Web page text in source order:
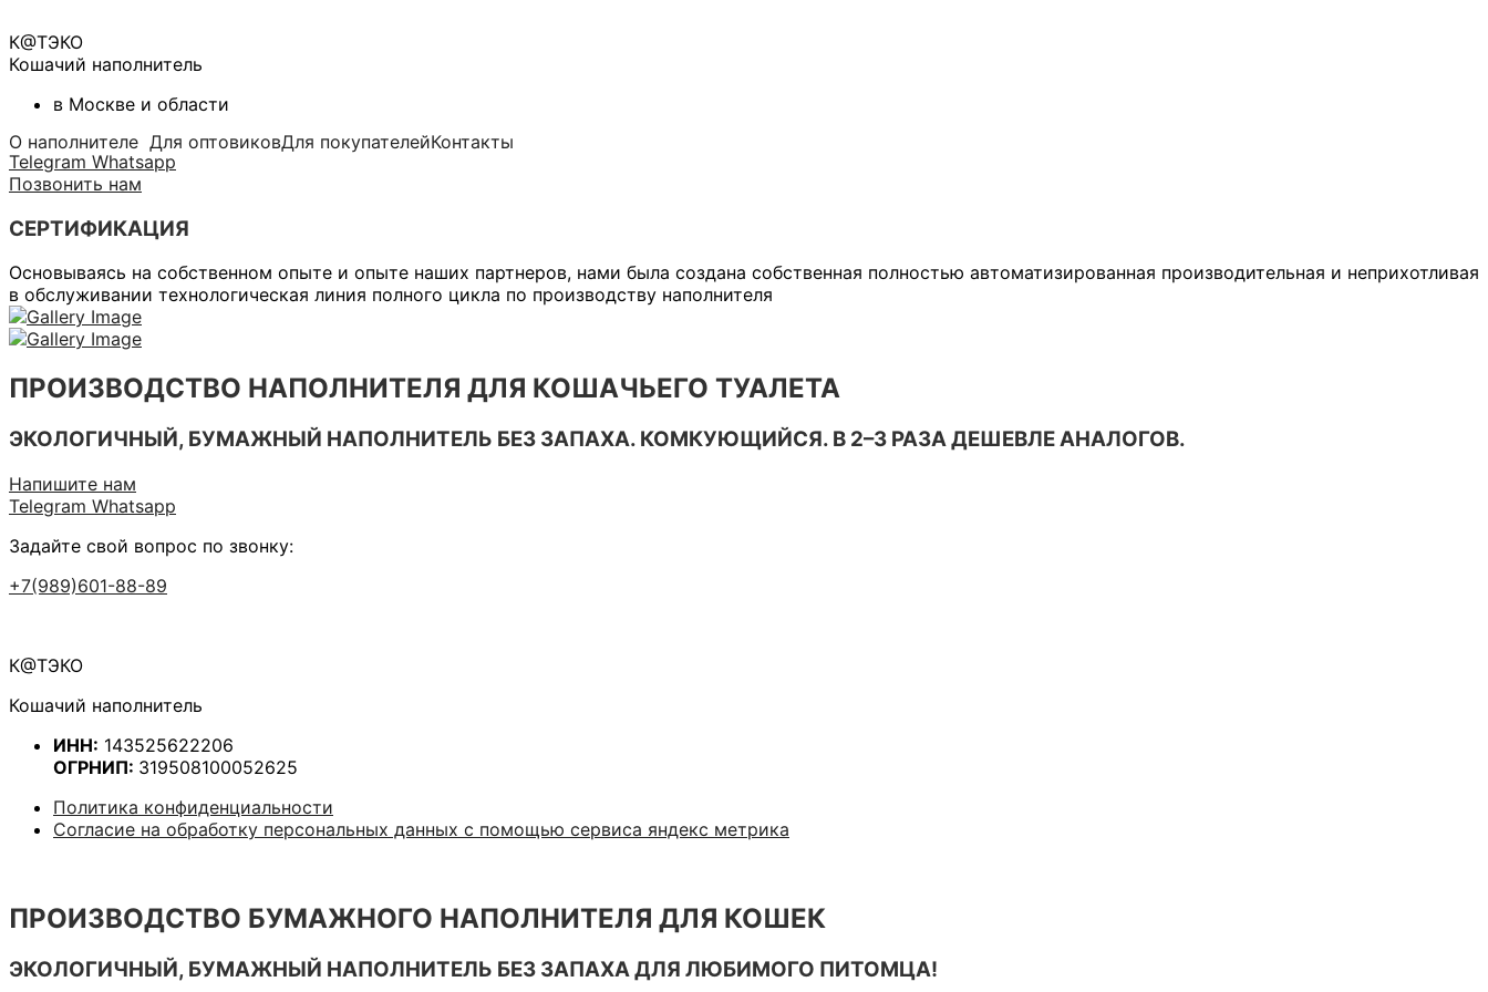
К@ТЭКО
Кошачий наполнитель
в Москве и области
О наполнителе Для оптовиковДля покупателейКонтакты
Telegram Whatsapp
Позвонить нам
СЕРТИФИКАЦИЯ
Основываясь на собственном опыте и опыте наших партнеров, нами была создана собственная полностью автоматизированная производительная и неприхотливая
в обслуживании технологическая линия полного цикла по производству наполнителя
ПРОИЗВОДСТВО НАПОЛНИТЕЛЯ ДЛЯ КОШАЧЬЕГО ТУАЛЕТА
ЭКОЛОГИЧНЫЙ, БУМАЖНЫЙ НАПОЛНИТЕЛЬ БЕЗ ЗАПАХА. КОМКУЮЩИЙСЯ. В 2–3 РАЗА ДЕШЕВЛЕ АНАЛОГОВ.
Напишите нам
Telegram Whatsapp
Задайте свой вопрос по звонку:
+7(989)601-88-89
К@ТЭКО
Кошачий наполнитель
ИНН: 143525622206
ОГРНИП: 319508100052625
Политика конфиденциальности
Согласие на обработку персональных данных с помощью сервиса яндекс метрика
ПРОИЗВОДСТВО БУМАЖНОГО НАПОЛНИТЕЛЯ ДЛЯ КОШЕК
ЭКОЛОГИЧНЫЙ, БУМАЖНЫЙ НАПОЛНИТЕЛЬ БЕЗ ЗАПАХА ДЛЯ ЛЮБИМОГО ПИТОМЦА!